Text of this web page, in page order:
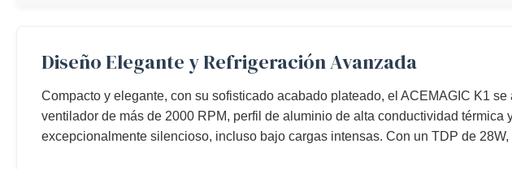
Diseño Elegante y Refrigeración Avanzada
Compacto y elegante, con su sofisticado acabado plateado, el ACEMAGIC K1
ventilador de más de 2000 RPM, perfil de aluminio de alta conductividad
excepcionalmente silencioso, incluso bajo cargas intensas. Con un TDP de